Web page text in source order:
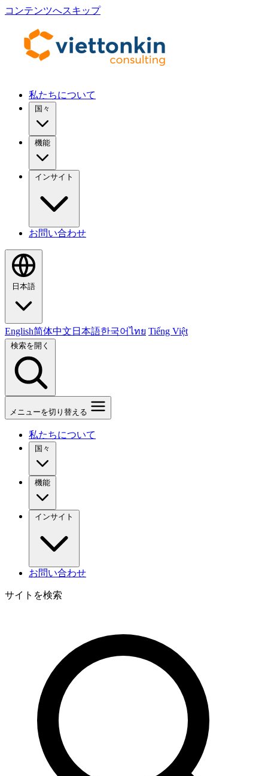
コンテンツへスキップ
私たちについて
国々
機能
インサイト
お問い合わせ
日本語
English简体中文 日本語한국어ไทย Tiếng Việt
検索を開く
メニューを切り替える
私たちについて
国々
機能
インサイト
お問い合わせ
サイトを検索